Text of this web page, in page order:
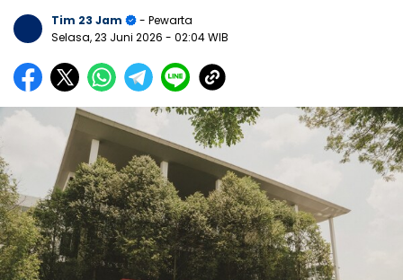
Tim 23 Jam
- Pewarta
Selasa, 23 Juni 2026 - 02:04 WIB